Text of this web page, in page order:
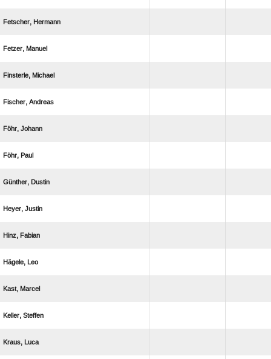
 
 
 
 
 
 
 
 
 
 
 
 
 